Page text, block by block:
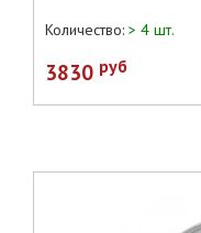
Количество: > 4 шт.
3830 руб